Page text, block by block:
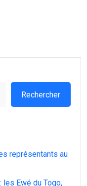
Rechercher
représentants au
les Ewé du Togo,